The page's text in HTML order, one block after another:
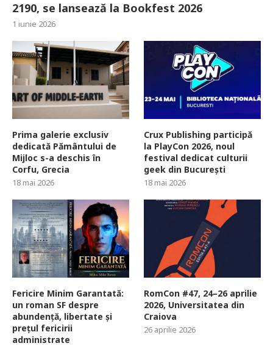
2190, se lansează la Bookfest 2026
1 iunie 2026
Prima galerie exclusiv
dedicată Pământului de
Mijloc s-a deschis în
Corfu, Grecia
18 mai 2026
Crux Publishing participă
la PlayCon 2026, noul
festival dedicat culturii
geek din București
18 mai 2026
Fericire Minim Garantată:
un roman SF despre
abundență, libertate și
prețul fericirii
administrate
RomCon #47, 24–26 aprilie
2026, Universitatea din
Craiova
26 aprilie 2026